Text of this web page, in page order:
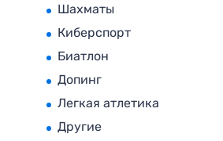
Шахматы
Киберспорт
Биатлон
Допинг
Легкая атлетика
Другие